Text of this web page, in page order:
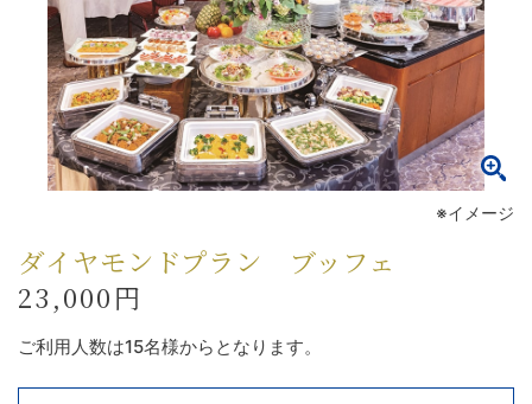
※イメージ
ダイヤモンドプラン ブッフェ
23,000円
ご利用人数は15名様からとなります。